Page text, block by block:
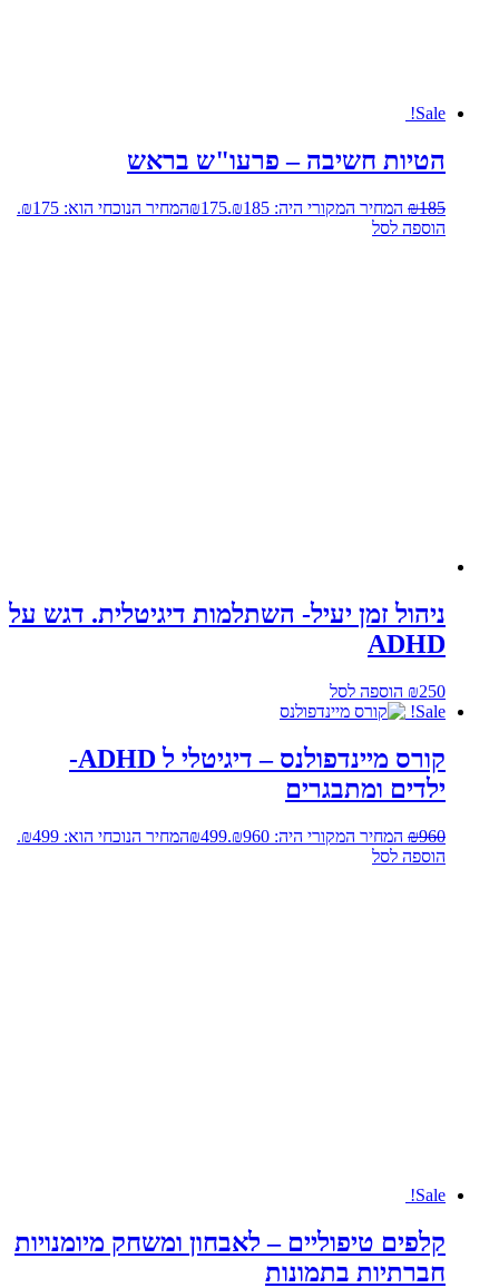
Sale!
הטיות חשיבה – פרעו"ש בראש
₪185 המחיר המקורי היה: ₪185. ₪175
המחיר הנוכחי הוא: ₪175.
הוספה לסל
ניהול זמן יעיל- השתלמות דיגיטלית. דגש על
ADHD
₪250
הוספה לסל
Sale!
קורס מיינדפולנס – דיגיטלי ל ADHD-
ילדים ומתבגרים
₪960 המחיר המקורי היה: ₪960. ₪499
המחיר הנוכחי הוא: ₪499.
הוספה לסל
Sale!
קלפים טיפוליים – לאבחון ומשחק מיומנויות
חברתיות בתמונות